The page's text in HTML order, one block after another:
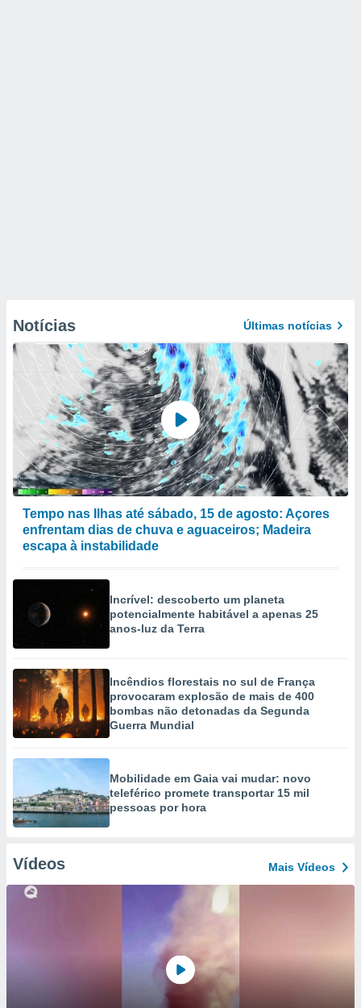
Notícias Últimas notícias
Tempo nas Ilhas até sábado, 15 de agosto: Açores
enfrentam dias de chuva e aguaceiros; Madeira
escapa à instabilidade
Incrível: descoberto um planeta
potencialmente habitável a apenas 25
anos-luz da Terra
Incêndios florestais no sul de França
provocaram explosão de mais de 400
bombas não detonadas da Segunda
Guerra Mundial
Mobilidade em Gaia vai mudar: novo
teleférico promete transportar 15 mil
pessoas por hora
Vídeos Mais Vídeos